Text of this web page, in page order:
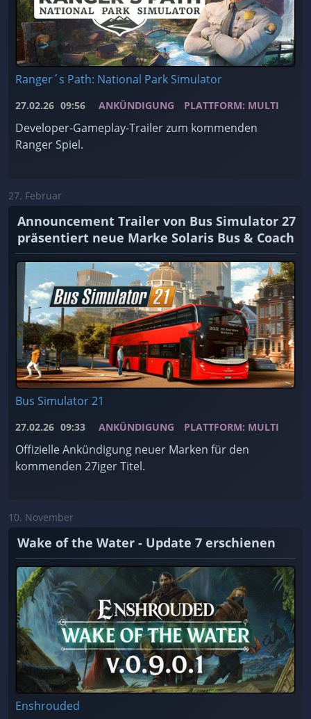
Ranger´s Path: National Park Simulator
27.02.26 09:56 ANKÜNDIGUNG PLATTFORM: MULTI
Developer-Gameplay-Trailer zum kommenden
Ranger Spiel.
27. Februar
Announcement Trailer von Bus Simulator 27
präsentiert neue Marke Solaris Bus & Coach
Bus Simulator 21
27.02.26 09:33 ANKÜNDIGUNG PLATTFORM: MULTI
Offizielle Ankündigung neuer Marken für den
kommenden 27iger Titel.
10. November
Wake of the Water - Update 7 erschienen
Enshrouded